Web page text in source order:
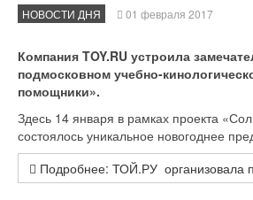
НОВОСТИ ДНЯ 01 февраля 2017
Компания TOY.RU устроила
подмосковном учебно-
помощники».
Здесь 14 января в рамках проекта
состоялось уникальное новогоднее
Подробнее: ТОЙ.РУ организовала